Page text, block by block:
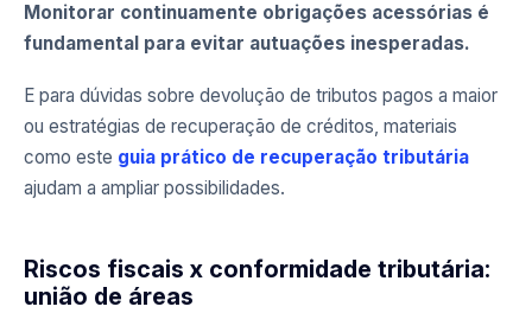
Monitorar continuamente obrigações acessórias é
fundamental para evitar autuações inesperadas.
E para dúvidas sobre devolução de tributos pagos a maior
ou estratégias de recuperação de créditos, materiais
como este guia prático de recuperação tributária
ajudam a ampliar possibilidades.
Riscos fiscais x conformidade tributária:
união de áreas